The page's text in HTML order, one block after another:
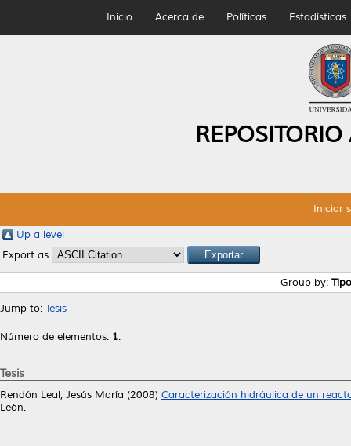
Inicio Acerca de Políticas Estadísticas
Iniciar
Up a level
Export as
Group by:
Jump to: Tesis
Número de elementos: 1.
Tesis
Rendón Leal, Jesús María (2008) Caracterización hidráulica de un
León.